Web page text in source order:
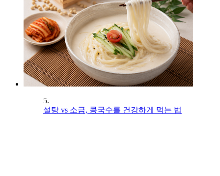
5.
설탕 vs 소금, 콩국수를 건강하게 먹는 법